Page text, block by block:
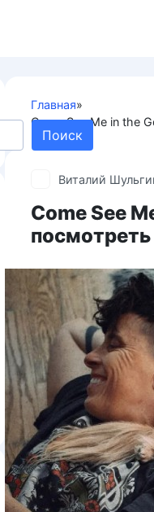
Главная»
Come See Me in the
Виталий
Come See
Поиск